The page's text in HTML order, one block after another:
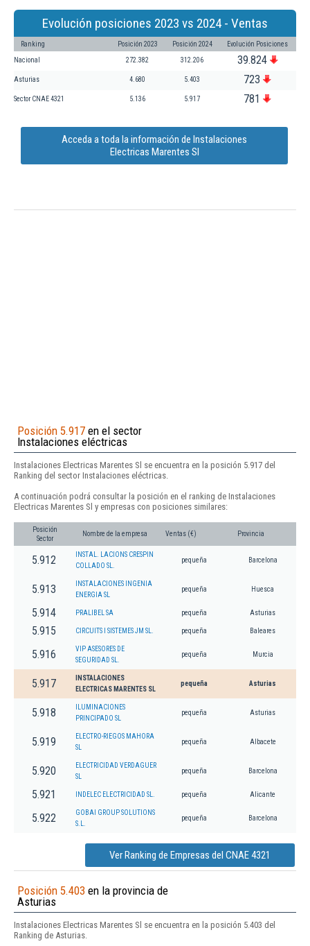
Evolución posiciones 2023 vs 2024 - Ventas
Ranking Posición 2023 Posición 2024 Evolución Posiciones
Nacional 272.382 312.206 39.824
Asturias 4.680 5.403 723
Sector CNAE 4321 5.136 5.917 781
Acceda a toda la información de Instalaciones
Electricas Marentes Sl
Posición 5.917 en el sector
Instalaciones eléctricas
Instalaciones Electricas Marentes Sl se encuentra en la posición 5.917 del
Ranking del sector Instalaciones eléctricas.
A continuación podrá consultar la posición en el ranking de Instalaciones
Electricas Marentes Sl y empresas con posiciones similares:
Posición
Sector
Nombre de la empresa Ventas (€) Provincia
5.912
INSTAL. LACIONS CRESPIN
COLLADO SL.
pequeña Barcelona
5.913
INSTALACIONES INGENIA
ENERGIA SL
pequeña Huesca
5.914 PRALIBEL SA pequeña Asturias
5.915 CIRCUITS I SISTEMES JM SL. pequeña Baleares
5.916
VIP ASESORES DE
SEGURIDAD SL.
pequeña Murcia
5.917
INSTALACIONES
ELECTRICAS MARENTES SL
pequeña Asturias
5.918
ILUMINACIONES
PRINCIPADO SL
pequeña Asturias
5.919
ELECTRO-RIEGOS MAHORA
SL
pequeña Albacete
5.920
ELECTRICIDAD VERDAGUER
SL
pequeña Barcelona
5.921 INDELEC ELECTRICIDAD SL. pequeña Alicante
5.922
GOBAI GROUP SOLUTIONS
S.L.
pequeña Barcelona
Ver Ranking de Empresas del CNAE 4321
Posición 5.403 en la provincia de
Asturias
Instalaciones Electricas Marentes Sl se encuentra en la posición 5.403 del
Ranking de Asturias.